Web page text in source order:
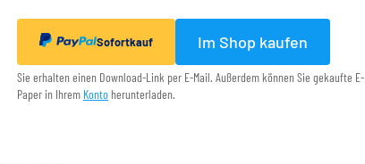
Sofortkauf Im Shop kaufen
Sie erhalten einen Download-Link per E-Mail. Außerdem können Sie gekaufte E-
Paper in Ihrem Konto herunterladen.